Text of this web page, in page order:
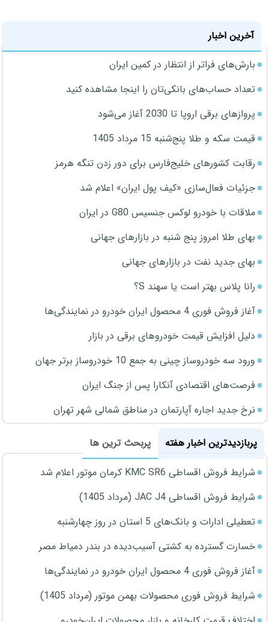
آخرین اخبار
بارش‌های فراتر از انتظار در کمین ایران
تعداد حساب‌های بانکی‌تان را اینجا مشاهده کنید
پروازهای برقی اروپا تا 2030 آغاز می‌شود
قیمت سکه و طلا پنج‌شنبه 15 مرداد 1405
رقابت کشورهای خلیج‌فارس برای دور زدن تنگه هرمز
جزئیات فعال‌سازی «کیف پول ایران» اعلام شد
ملاقات با خودرو لوکس جنسیس G80 در ایران
بهای طلا امروز پنج شنبه در بازارهای جهانی
بهای جدید نفت در بازارهای جهانی
رانا پلاس بهتر است یا سهند S؟
آغاز فروش فوری 4 محصول ایران خودرو در نمایندگی‌ها
دلیل افزایش قیمت خودروهای برقی در بازار
ورود سه خودروساز چینی به جمع 10 خودروساز برتر جهان
فرصت‌های اقتصادی آنکارا پس از جنگ ایران
نرخ جدید اجاره آپارتمان در مناطق شمالی شهر تهران
پربازدیدترین اخبار هفته
پربحث ترین ها
شرایط فروش اقساطی KMC SR6 کرمان موتور اعلام شد
شرایط فروش اقساطی JAC J4 (مرداد 1405)
تعطیلی ادارات و بانک‌های 5 استان در روز چهارشنبه
خسارت گسترده به کشتی آسیب‌دیده در بندر دمیاط مصر
آغاز فروش فوری 4 محصول ایران خودرو در نمایندگی‌ها
شرایط فروش فوری محصولات بهمن موتور (مرداد 1405)